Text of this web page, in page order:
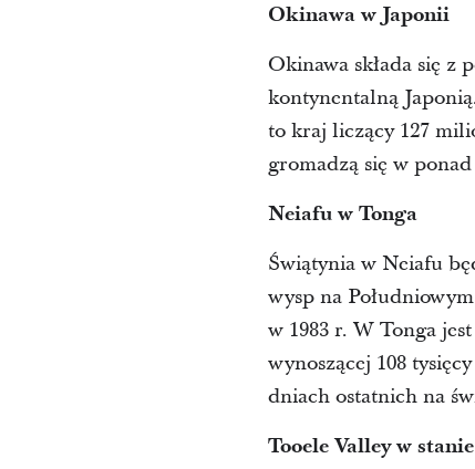
Okinawa w Japonii
Okinawa składa się z
kontynentalną
to kraj liczący 127
gromadzą się w
Neiafu w Tonga
Świątynia w Neiafu
wysp na
w 1983 r. W Tonga
wynoszącej 108
dniach ostatnich na
Tooele Valley w